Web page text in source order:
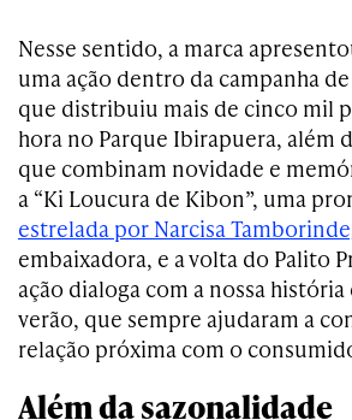
Nesse sentido, a marca
uma ação dentro da campanha
que distribuiu mais de cinco mil
hora no Parque Ibirapuera, além
que combinam novidade e
a “Ki Loucura de Kibon”, uma
estrelada por Narcisa
embaixadora, e a volta do Palito
ação dialoga com a nossa
verão, que sempre ajudaram a
relação próxima com o
Além da sazonalidade